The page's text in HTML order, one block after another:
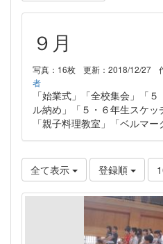
９月
写真：16枚 更新：2018/12/27
者
「始業式」「全校集会」「
ル納め」「５・６年生スケ
「親子料理教室」「ベルマー
全て表示 登録順